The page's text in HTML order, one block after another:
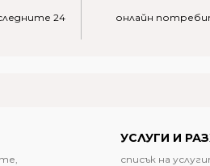
24
онлайн
УСЛУГИ И
списък на